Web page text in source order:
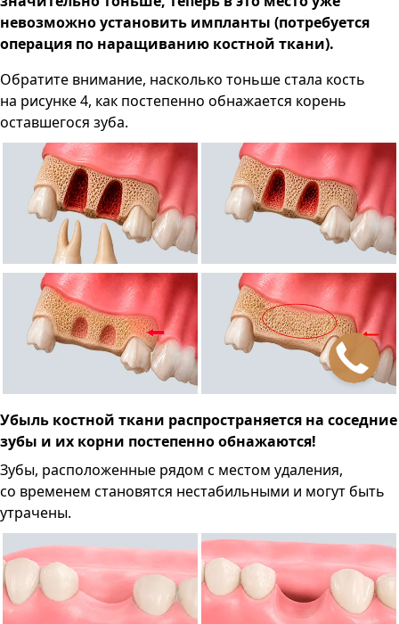
невозможно установить импланты (потребуется
операция по наращиванию костной ткани).
Обратите внимание, насколько тоньше стала кость
на рисунке 4, как постепенно обнажается корень
оставшегося зуба.
Убыль костной ткани распространяется на соседние
зубы и их корни постепенно обнажаются!
Зубы, расположенные рядом с местом удаления,
со временем становятся нестабильными и могут быть
утрачены.